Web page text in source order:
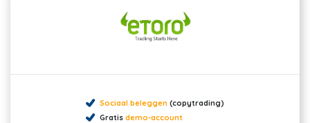
Sociaal beleggen (copytrading)
Gratis demo-account